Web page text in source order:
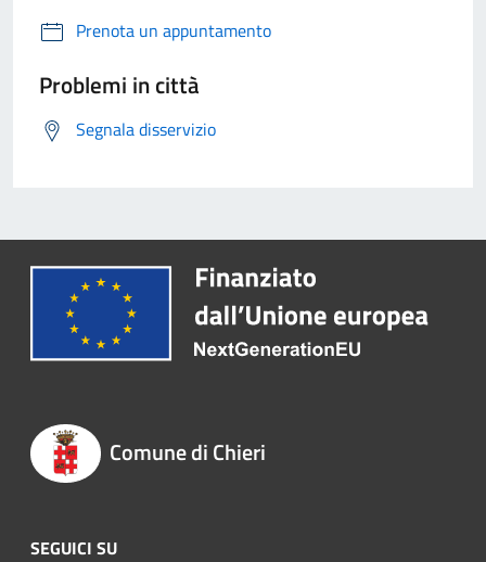
Prenota un appuntamento
Problemi in città
Segnala disservizio
Comune di Chieri
SEGUICI SU